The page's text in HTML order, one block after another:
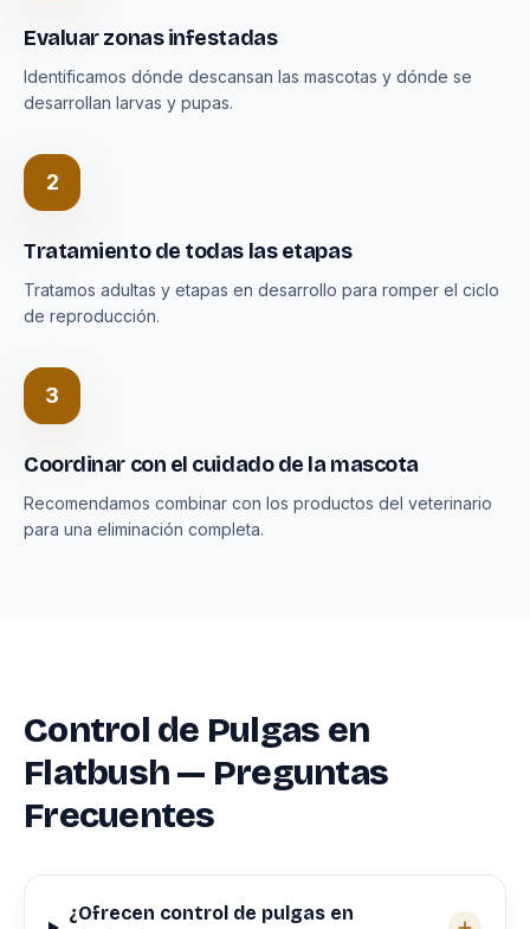
Evaluar zonas infestadas
Identificamos dónde descansan las mascotas y dónde se
desarrollan larvas y pupas.
2
Tratamiento de todas las etapas
Tratamos adultas y etapas en desarrollo para romper el ciclo
de reproducción.
3
Coordinar con el cuidado de la mascota
Recomendamos combinar con los productos del veterinario
para una eliminación completa.
Control de Pulgas en
Flatbush — Preguntas
Frecuentes
¿Ofrecen control de pulgas en